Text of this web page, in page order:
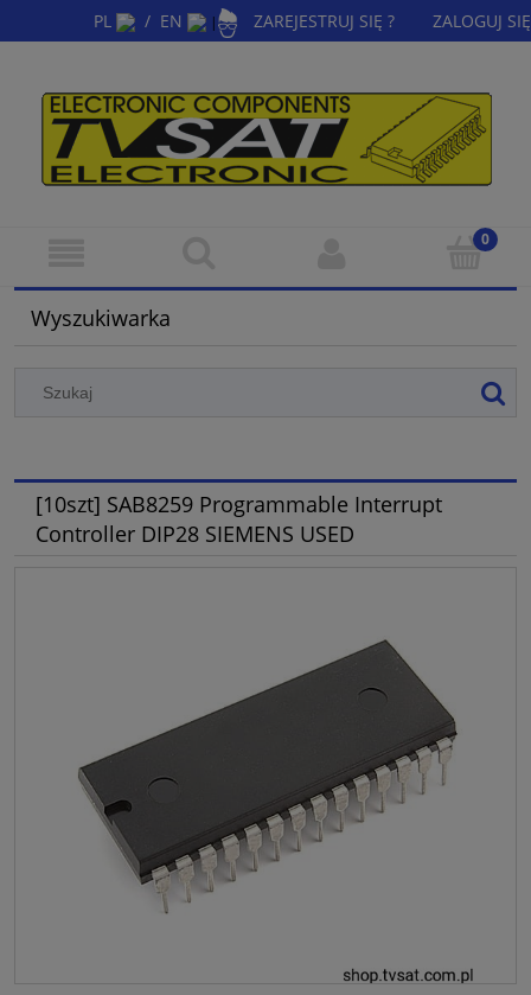
PL / EN | ZAREJESTRUJ SIĘ ? ZALOGUJ SIĘ
Wyszukiwarka
[10szt] SAB8259 Programmable Interrupt
Controller DIP28 SIEMENS USED